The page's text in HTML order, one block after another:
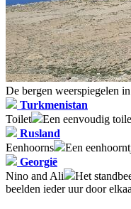
De bergen weerspiegelen
Turkmenistan
Toilet
Een eenvoudig
Rusland
Eenhoorns
Een
Georgië
Nino and Ali
Het
beelden ieder uur door